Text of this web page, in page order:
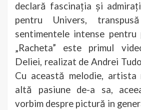
declară fascinația și
pentru Univers,
sentimentele intense pentru
„Racheta” este primul
Deliei, realizat de Andrei
Cu această melodie, artista
altă pasiune de-a sa,
vorbim despre pictură in